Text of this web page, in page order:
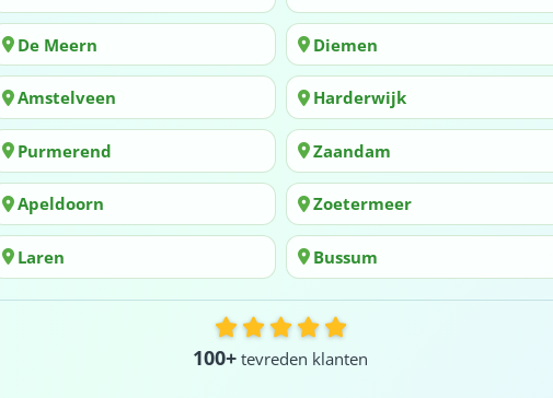
De Meern Diemen
Amstelveen Harderwijk
Purmerend Zaandam
Apeldoorn Zoetermeer
Laren Bussum
100+ tevreden klanten